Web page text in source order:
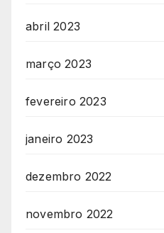
abril 2023
março 2023
fevereiro 2023
janeiro 2023
dezembro 2022
novembro 2022